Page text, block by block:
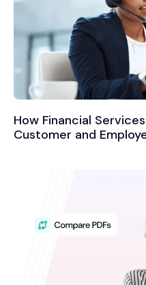
How Financial
Customer and